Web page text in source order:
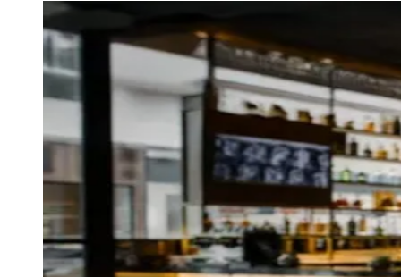
CalifórniaJardim dos Altos
EsperançaJardim Graziela Jardim Iracema
Jardim LíbanoJardim Maria CristinaJardim Maria Helena
Mutinga
Jardim Paulista Jardim ReginaliceJardim São
Jardim São PedroJardim São SilvestreJardim Silveira
Jardim
Jardim TupanciMutingaNova AldeinhaOsascoParque dos
Parque ImperialParque Santa LuziaParque VianaPirapora
ParnaíbaSilveira TamboréVale do Sol Vila BarrosVila Boa Vista Vila
Vila Engenho NovoVila MárciaVila Nossa Sra. da
EscadaVila Porto
Votupoca
Anuncie no Portal
Guia de Empresas
Divulgar Vagas Novo
Publicidade Legal